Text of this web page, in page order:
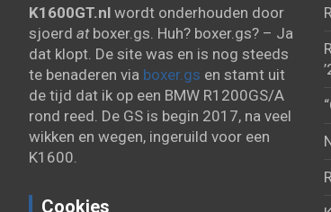
K1600GT.nl wordt onderhouden door
sjoerd atboxer.gs. Huh? boxer.gs? – Ja
dat klopt. De site was en is nog steeds
te benaderen via boxer.gs en stamt uit
de tijd dat ik op een BMW R1200GS/A
rond reed. De GS is begin 2017, na veel
wikken en wegen, ingeruild voor een
K1600.
Cookies